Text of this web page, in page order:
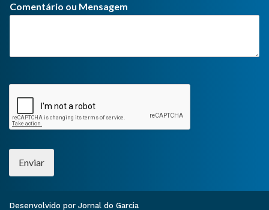
Comentário ou Mensagem
Enviar
Desenvolvido por Jornal do Garcia